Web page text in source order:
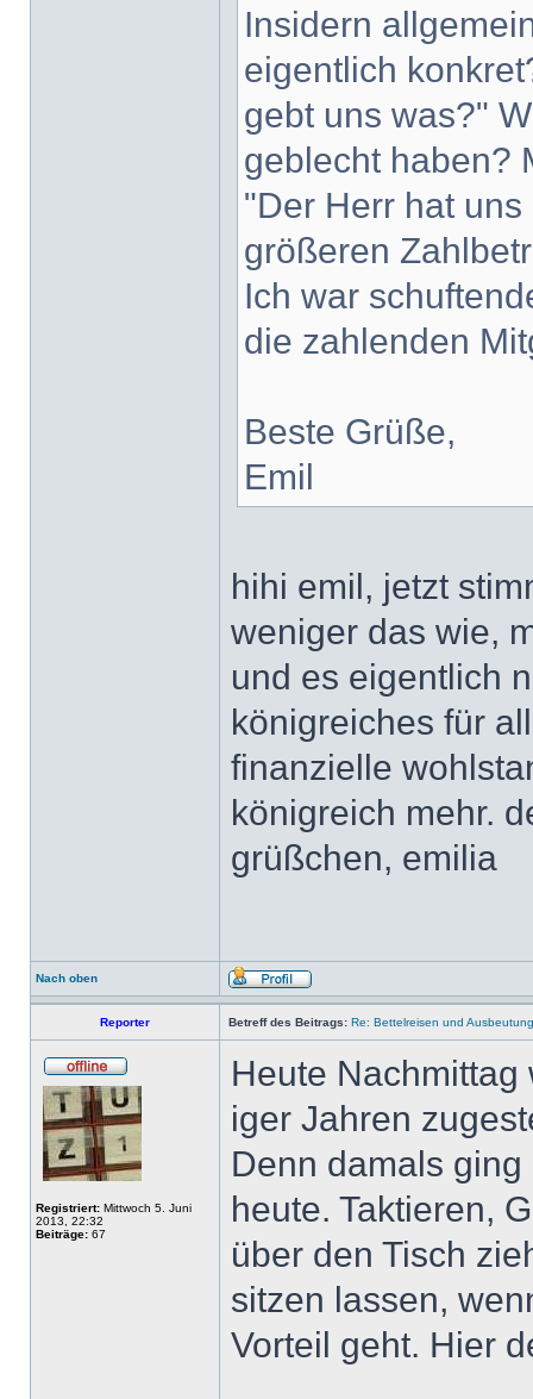
Insidern
eigentlich
gebt uns was?"
geblecht haben?
"Der Herr hat
größeren
Ich war
die zahlenden
Beste Grüße,
Emil
hihi emil, jetzt
weniger das wie,
und es eigentlich
königreiches für
finanzielle
königreich mehr.
grüßchen, emilia
Nach oben
Reporter Betreff des Beitrags: Re: Bettelreisen und
Registriert: Mittwoch 5. Juni
2013, 22:32
Beiträge: 67
Heute
iger Jahren
Denn damals
heute. Taktieren,
über den Tisch
sitzen lassen,
Vorteil geht. Hier